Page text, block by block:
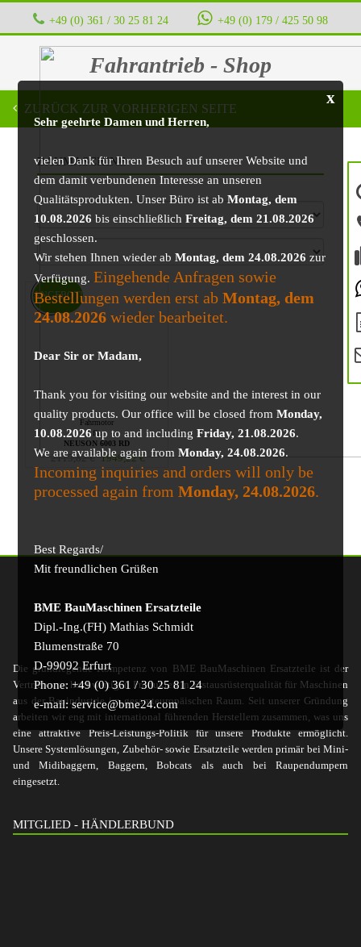
+49 (0) 361 / 30 25 81 24 ‭ ‭ ‭ ‭ +49 (0) 179 / 425 50 98
Fahrantrieb - Shop
x
Sehr geehrte Damen und Herren,
vielen Dank für Ihren Besuch auf unserer Website und
dem damit verbundenen Interesse an unseren
Qualitätsprodukten. Unser Büro ist abMontag, dem
10.08.2026 bis einschließlichFreitag, dem 21.08.2026
geschlossen.
Wir stehen Ihnen wieder abMontag, dem 24.08.2026 zur
Verfügung. Eingehende Anfragen sowie
Bestellungen werden erst abMontag, dem
24.08.2026 wieder bearbeitet.
Dear Sir or Madam,
Thank you for visiting our website and the interest in our
quality products. Our office will be closed fromMonday,
10.08.2026up to and includingFriday, 21.08.2026.
We are available again fromMonday, 24.08.2026.
Incoming inquiries and orders will only be
processed again fromMonday, 24.08.2026.
Best Regards/
Mit freundlichen Grüßen
BME BauMaschinen Ersatzteile
Dipl.-Ing.(FH) Mathias Schmidt
Blumenstraße 70
D-99092 Erfurt
Phone: +49 (0) 361 / 30 25 81 24
e-mail: service@bme24.com
ZURÜCK ZUR VORHERIGEN SEITE
BAUMASCHINE
Fahrmotor
für
NEUSON 6003 RD
2115,82€ 1949,22€
ANGEBOT!
Die grundlegende Kompetenz von BME BauMaschinen Ersatzteile ist der
Vertrieb von hochwertigen Produkten in Erstausrüsterqualität für Maschinen
aus der Bauindustrie im gesamteuropäischen Raum. Seit unserer Gründung
arbeiten wir eng mit international führenden Herstellern zusammen, was uns
eine attraktive Preis-Leistungs-Politik für unsere Produkte ermöglicht.
Unsere Systemlösungen, Zubehör- sowie Ersatzteile werden primär bei Mini-
und Midibaggern, Baggern, Bobcats als auch bei Raupendumpern
eingesetzt.
MITGLIED - HÄNDLERBUND